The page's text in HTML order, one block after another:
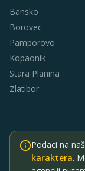
Bansko
Borovec
Pamporovo
Kopaonik
Stara Planina
Zlatibor
Podaci na
karaktera.